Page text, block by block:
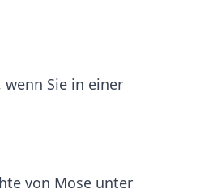
wenn Sie in einer
von Mose unter